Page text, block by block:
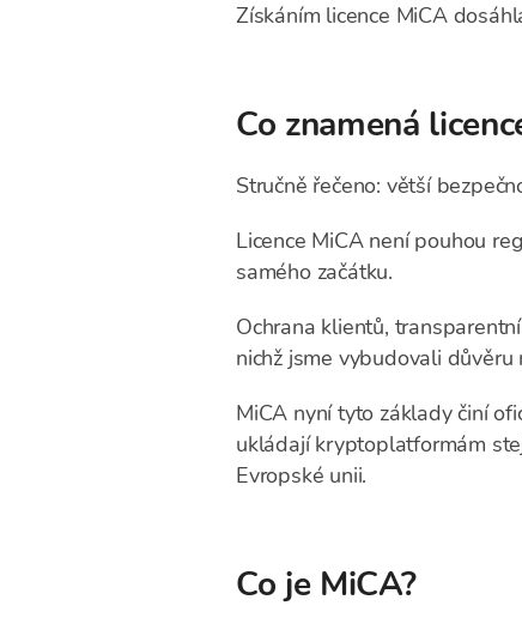
Získáním licence MiCA
Co znamená
Stručně řečeno: větší
Licence MiCA není pouhou
samého začátku.
Ochrana klientů,
nichž jsme vybudovali důvěru
MiCA nyní tyto základy činí
ukládají kryptoplatformám
Evropské unii.
Co je MiCA?